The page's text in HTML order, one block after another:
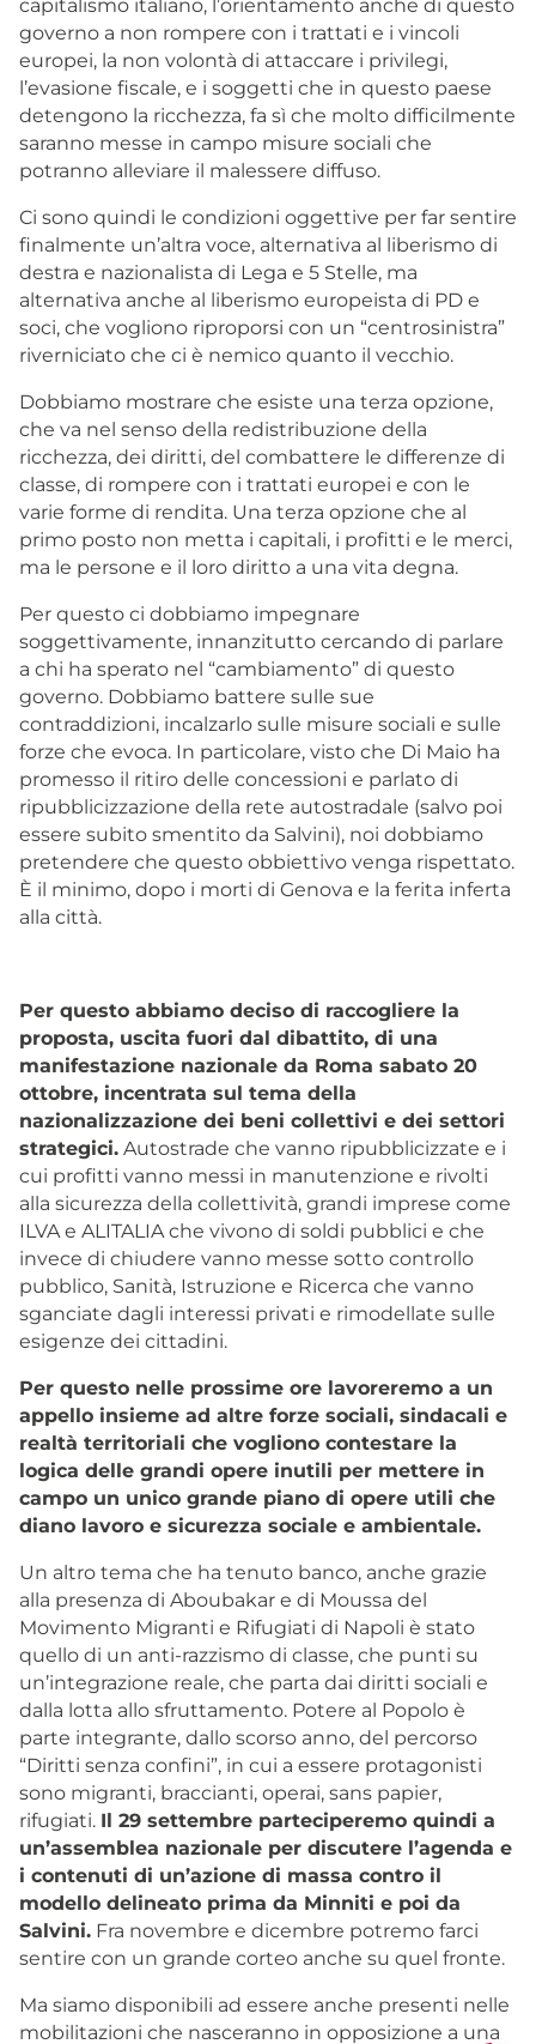
capitalismo italiano, l’orientamento anche di questo
governo a non rompere con i trattati e i vincoli
europei, la non volontà di attaccare i privilegi,
l’evasione fiscale, e i soggetti che in questo paese
detengono la ricchezza, fa sì che molto difficilmente
saranno messe in campo misure sociali che
potranno alleviare il malessere diffuso.
Ci sono quindi le condizioni oggettive per far sentire
finalmente un’altra voce, alternativa al liberismo di
destra e nazionalista di Lega e 5 Stelle, ma
alternativa anche al liberismo europeista di PD e
soci, che vogliono riproporsi con un “centrosinistra”
riverniciato che ci è nemico quanto il vecchio.
Dobbiamo mostrare che esiste una terza opzione,
che va nel senso della redistribuzione della
ricchezza, dei diritti, del combattere le differenze di
classe, di rompere con i trattati europei e con le
varie forme di rendita. Una terza opzione che al
primo posto non metta i capitali, i profitti e le merci,
ma le persone e il loro diritto a una vita degna.
Per questo ci dobbiamo impegnare
soggettivamente, innanzitutto cercando di parlare
a chi ha sperato nel “cambiamento” di questo
governo. Dobbiamo battere sulle sue
contraddizioni, incalzarlo sulle misure sociali e sulle
forze che evoca. In particolare, visto che Di Maio ha
promesso il ritiro delle concessioni e parlato di
ripubblicizzazione della rete autostradale (salvo poi
essere subito smentito da Salvini), noi dobbiamo
pretendere che questo obbiettivo venga rispettato.
È il minimo, dopo i morti di Genova e la ferita inferta
alla città.
Per questo abbiamo deciso di raccogliere la
proposta, uscita fuori dal dibattito, di una
manifestazione nazionale da Roma sabato 20
ottobre, incentrata sul tema della
nazionalizzazione dei beni collettivi e dei settori
strategici. Autostrade che vanno ripubblicizzate e i
cui profitti vanno messi in manutenzione e rivolti
alla sicurezza della collettività, grandi imprese come
ILVA e ALITALIA che vivono di soldi pubblici e che
invece di chiudere vanno messe sotto controllo
pubblico, Sanità, Istruzione e Ricerca che vanno
sganciate dagli interessi privati e rimodellate sulle
esigenze dei cittadini.
Per questo nelle prossime ore lavoreremo a un
appello insieme ad altre forze sociali, sindacali e
realtà territoriali che vogliono contestare la
logica delle grandi opere inutili per mettere in
campo un unico grande piano di opere utili che
diano lavoro e sicurezza sociale e ambientale.
Un altro tema che ha tenuto banco, anche grazie
alla presenza di Aboubakar e di Moussa del
Movimento Migranti e Rifugiati di Napoli è stato
quello di un anti-razzismo di classe, che punti su
un’integrazione reale, che parta dai diritti sociali e
dalla lotta allo sfruttamento. Potere al Popolo è
parte integrante, dallo scorso anno, del percorso
“Diritti senza confini”, in cui a essere protagonisti
sono migranti, braccianti, operai, sans papier,
rifugiati. Il 29 settembre parteciperemo quindi a
un’assemblea nazionale per discutere l’agenda e
i contenuti di un’azione di massa contro il
modello delineato prima da Minniti e poi da
Salvini. Fra novembre e dicembre potremo farci
sentire con un grande corteo anche su quel fronte.
Ma siamo disponibili ad essere anche presenti nelle
mobilitazioni che nasceranno in opposizione a una